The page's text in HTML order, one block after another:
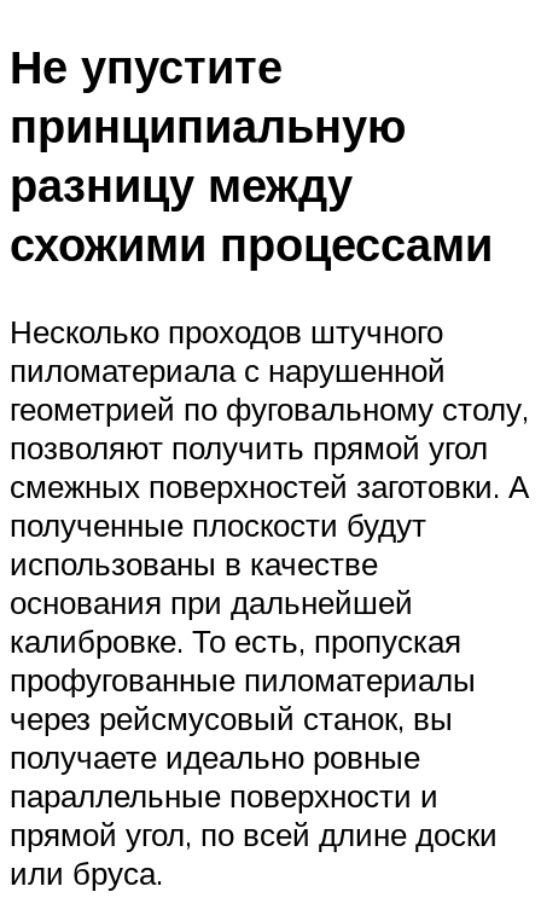
Не упустите
принципиальную
разницу между
схожими процессами
Несколько проходов штучного
пиломатериала с нарушенной
геометрией по фуговальному столу,
позволяют получить прямой угол
смежных поверхностей заготовки. А
полученные плоскости будут
использованы в качестве
основания при дальнейшей
калибровке. То есть, пропуская
профугованные пиломатериалы
через рейсмусовый станок, вы
получаете идеально ровные
параллельные поверхности и
прямой угол, по всей длине доски
или бруса.